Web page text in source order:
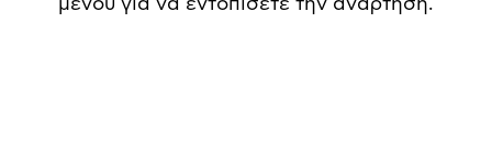
μενού για να εντοπίσετε την ανάρτηση.